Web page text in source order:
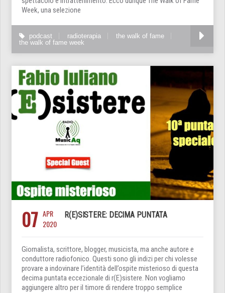
Week, una selezione
podcast radioterapia
the walk of fame
the walk of fame week
07 APR
2020
R(E)SISTERE: DECIMA PUNTATA
Giornalista, scrittore, blogger, musicista, ma anche autore e
conduttore radiofonico. Questi sono gli indizi per chi volesse
provare a indovinare l’identità dell’ospite misterioso di questa
decima puntata eccezionale di r(E)sistere. Non vogliamo
aggiungere altro per il timore di rendere troppo semplice